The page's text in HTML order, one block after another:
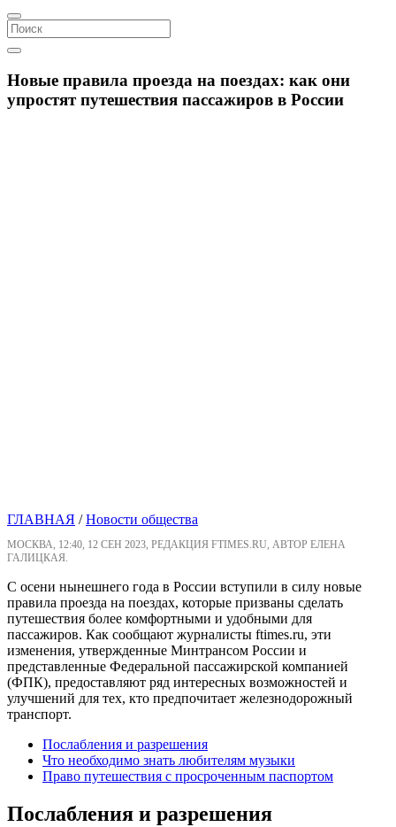
Новые правила проезда на поездах: как они
упростят путешествия пассажиров в России
ГЛАВНАЯ /Новости общества
МОСКВА, 12:40, 12 СЕН 2023, РЕДАКЦИЯ FTIMES.RU, АВТОР ЕЛЕНА
ГАЛИЦКАЯ.
С осени нынешнего года в России вступили в силу новые
правила проезда на поездах, которые призваны сделать
путешествия более комфортными и удобными для
пассажиров. Как сообщают журналисты ftimes.ru, эти
изменения, утвержденные Минтрансом России и
представленные Федеральной пассажирской компанией
(ФПК), предоставляют ряд интересных возможностей и
улучшений для тех, кто предпочитает железнодорожный
транспорт.
Послабления и разрешения
Что необходимо знать любителям музыки
Право путешествия с просроченным паспортом
Послабления и разрешения